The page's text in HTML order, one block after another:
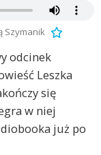
Szymanik
odcinek
Leszka
się
w niej
już po